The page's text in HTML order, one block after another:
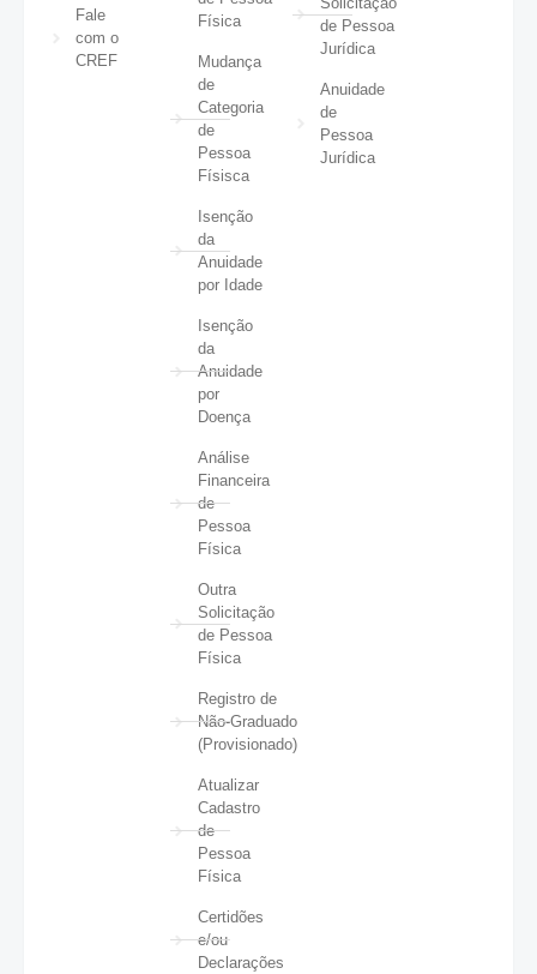
Fale
com o
CREF
Física
Mudança
de
Categoria
de
Pessoa
Físisca
Isenção
da
Anuidade
por Idade
Isenção
da
Anuidade
por
Doença
Análise
Financeira
de
Pessoa
Física
Outra
Solicitação
de Pessoa
Física
Registro de
Não-Graduado
(Provisionado)
Atualizar
Cadastro
de
Pessoa
Física
Certidões
e/ou
Declarações
de Pessoa
Jurídica
Anuidade
de
Pessoa
Jurídica